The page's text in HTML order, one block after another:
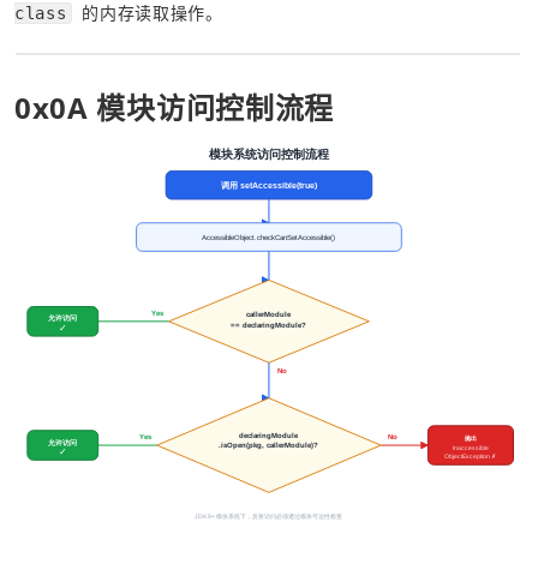
class
的内存读取操作。
0x0A 模块访问控制流程